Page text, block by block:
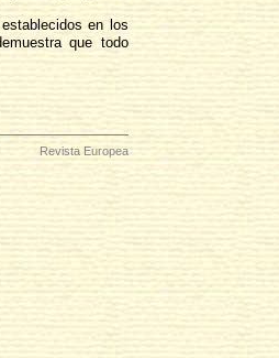
en los
que todo
Revista Europea